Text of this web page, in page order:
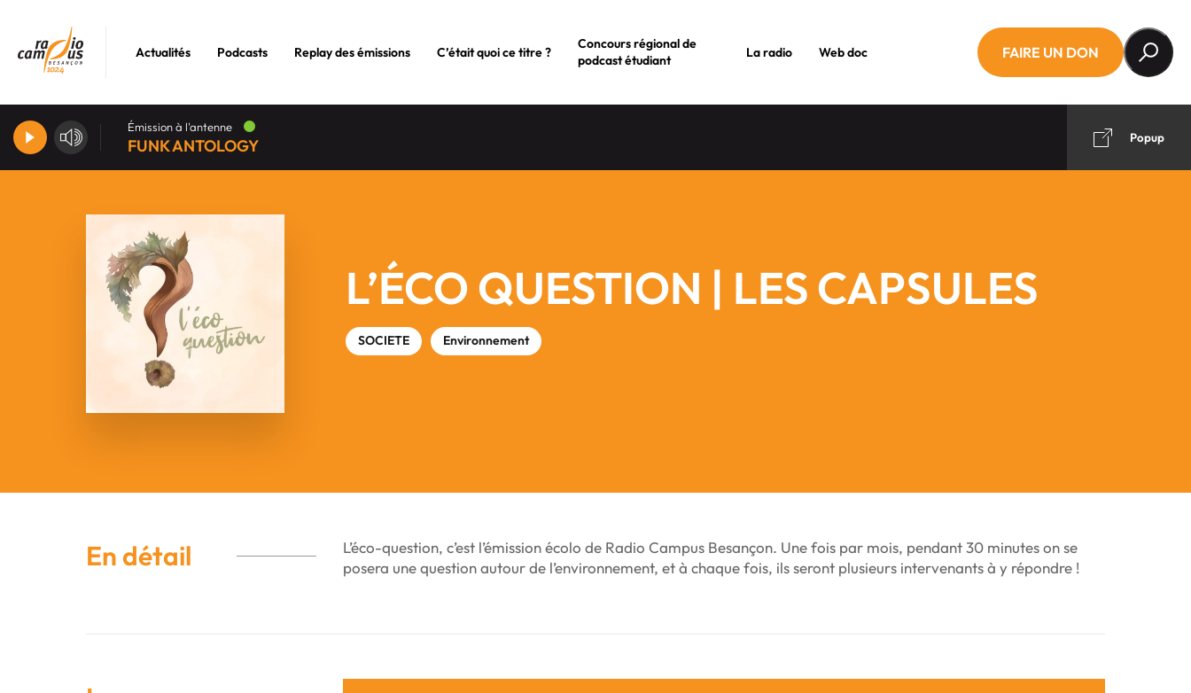
Actualités Podcasts Replay des émissions C’était quoi ce titre ?
Concours régional de
podcast étudiant
La radio Web doc FAIRE UN DON
Émission à l'antenne
FUNK ANTOLOGY Popup
L’ÉCO QUESTION | LES CAPSULES
SOCIETE Environnement
En détail
L’éco-question, c’est l’émission écolo de Radio Campus Besançon. Une fois par mois, pendant 30 minutes on se
posera une question autour de l’environnement, et à chaque fois, ils seront plusieurs intervenants à y répondre !